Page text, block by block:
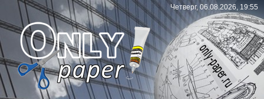
Четверг, 06.08.2026, 19:55